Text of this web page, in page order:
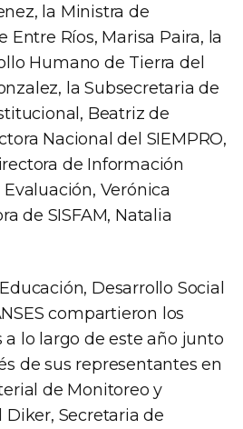
la Ministra de
Entre Ríos, Marisa Paira, la
Humano de Tierra del
la Subsecretaria de
Beatriz de
Nacional del SIEMPRO,
de Información
Verónica
de SISFAM, Natalia
Desarrollo Social
compartieron los
a lo largo de este año junto
de sus representantes en
de Monitoreo y
Diker, Secretaria de